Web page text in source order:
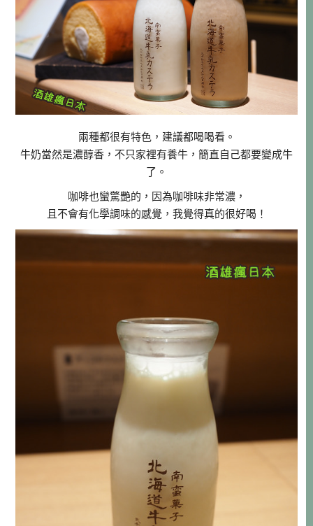
兩種都很有特色，建議都喝喝看。
牛奶當然是濃醇香，不只家裡有養牛，簡直自己都要變成牛
了。
咖啡也蠻驚艷的，因為咖啡味非常濃，
且不會有化學調味的感覺，我覺得真的很好喝！